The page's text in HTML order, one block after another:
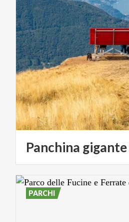
Panchina gigante
PARCHI